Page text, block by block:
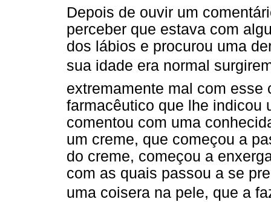
Depois de ouvir um
perceber que estava com
dos lábios e procurou uma
sua idade era normal
extremamente mal com esse
farmacêutico que lhe indicou
comentou com uma
um creme, que começou a
do creme, começou a
com as quais passou a se
uma coisera na pele, que a